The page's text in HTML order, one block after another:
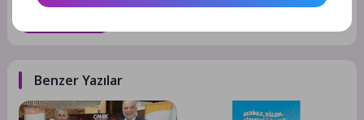
Benzer Yazılar